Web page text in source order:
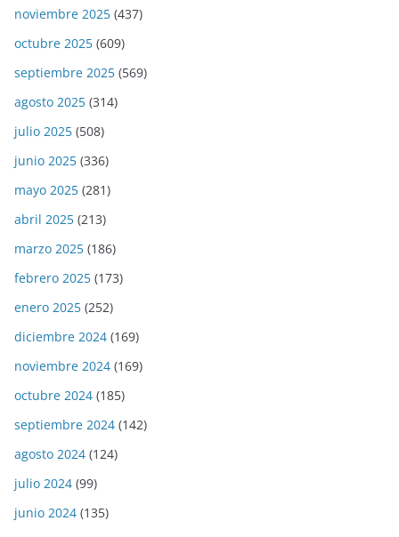
noviembre 2025 (437)
octubre 2025 (609)
septiembre 2025 (569)
agosto 2025 (314)
julio 2025 (508)
junio 2025 (336)
mayo 2025 (281)
abril 2025 (213)
marzo 2025 (186)
febrero 2025 (173)
enero 2025 (252)
diciembre 2024 (169)
noviembre 2024 (169)
octubre 2024 (185)
septiembre 2024 (142)
agosto 2024 (124)
julio 2024 (99)
junio 2024 (135)